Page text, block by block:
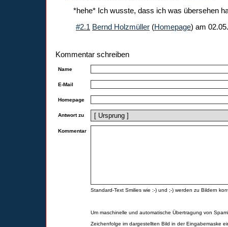
*hehe* Ich wusste, dass ich was übersehen
#2.1 Bernd Holzmüller (Homepage) am
Kommentar schreiben
Name
E-Mail
Homepage
Antwort zu
Kommentar
Standard-Text Smilies wie :-) und ;-) werden zu Bildern
Um maschinelle und automatische Übertragung von
Zeichenfolge im dargestellten Bild in der Eingabemaske